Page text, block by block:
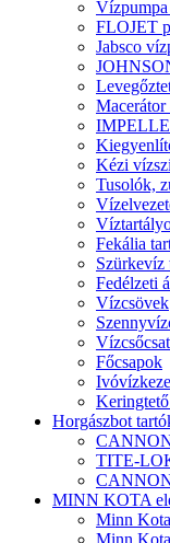
Vízpumpa
FLOJET
Jabsco
Macerátor
Kézi
Tusolók,
Fekália
Szürkevíz
Fedélzeti
Vízcsövek
Főcsapok
Horgászbot
CANNON
TITE-
MINN KOTA
Minn